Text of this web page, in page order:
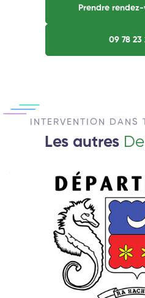
Prendre
09 78 23
INTERVENTION DANS
Les autres